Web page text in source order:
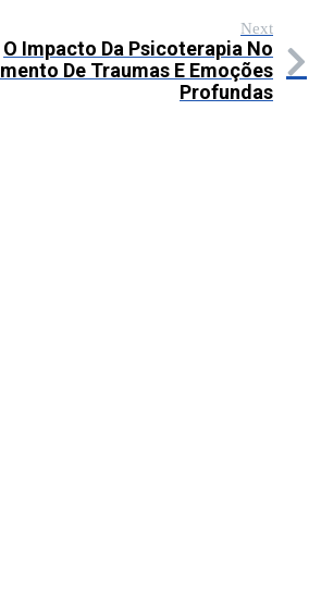
Next
O Impacto Da Psicoterapia No
De Traumas E Emoções
Profundas